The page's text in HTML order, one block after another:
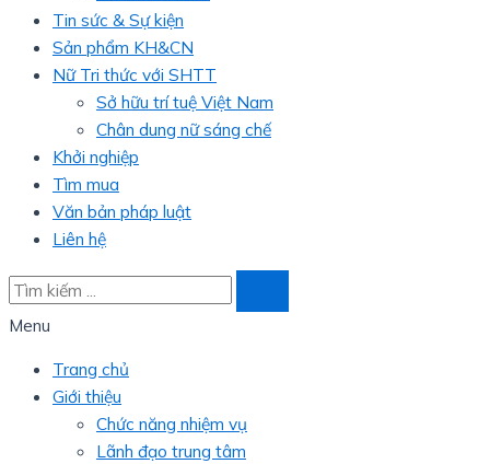
Tin sức & Sự kiện
Sản phẩm KH&CN
Nữ Tri thức với SHTT
Sở hữu trí tuệ Việt Nam
Chân dung nữ sáng chế
Khởi nghiệp
Tìm mua
Văn bản pháp luật
Liên hệ
Menu
Trang chủ
Giới thiệu
Chức năng nhiệm vụ
Lãnh đạo trung tâm